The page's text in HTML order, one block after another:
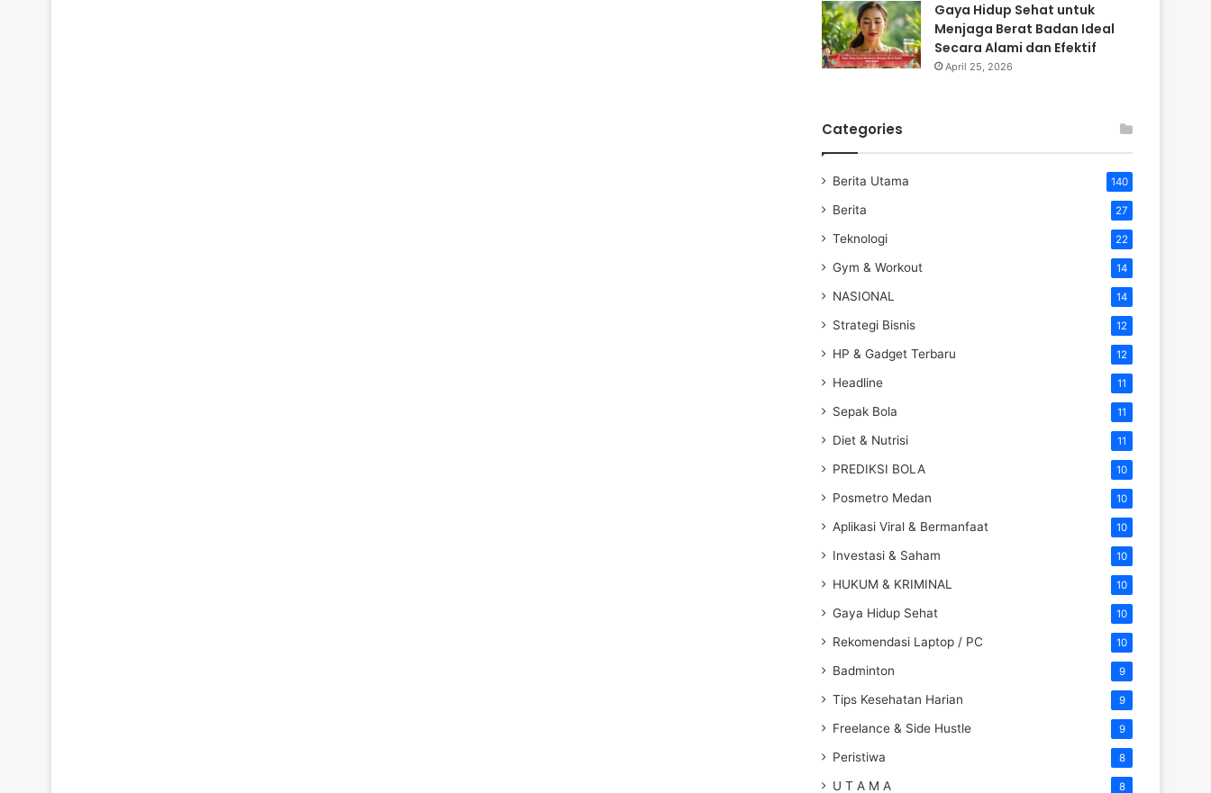
Gaya Hidup Sehat untuk
Menjaga Berat Badan Ideal
Secara Alami dan Efektif
April 25, 2026
Categories
Berita Utama 140
Berita 27
Teknologi 22
Gym & Workout 14
NASIONAL 14
Strategi Bisnis 12
HP & Gadget Terbaru 12
Headline 11
Sepak Bola 11
Diet & Nutrisi 11
PREDIKSI BOLA 10
Posmetro Medan 10
Aplikasi Viral & Bermanfaat 10
Investasi & Saham 10
HUKUM & KRIMINAL 10
Gaya Hidup Sehat 10
Rekomendasi Laptop / PC 10
Badminton 9
Tips Kesehatan Harian 9
Freelance & Side Hustle 9
Peristiwa 8
U T A M A 8